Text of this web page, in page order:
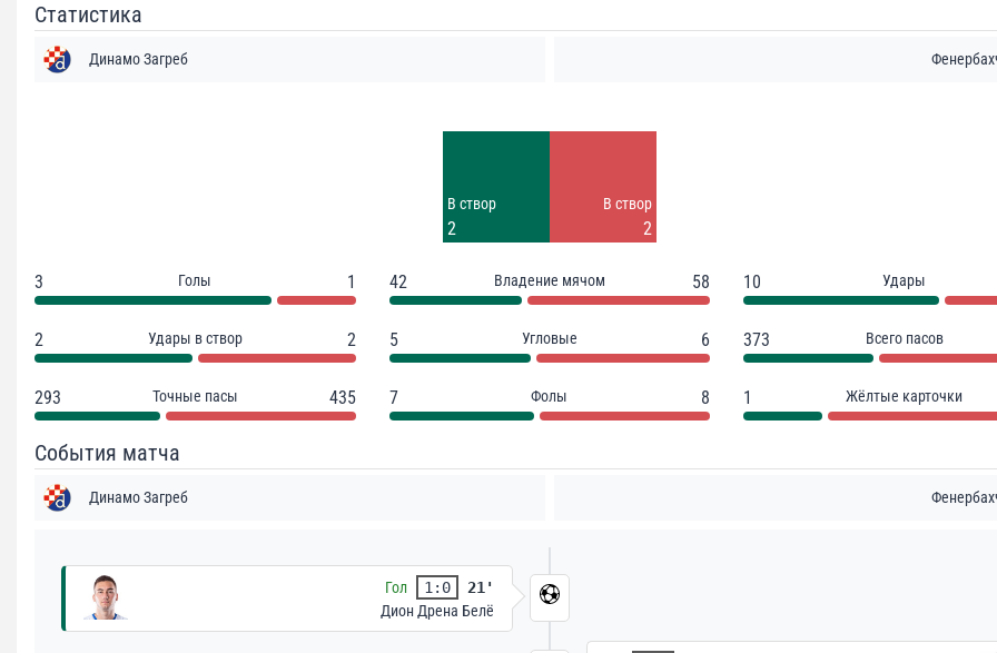
Статистика
Динамо Загреб
В створ
2
В створ
2
3 Голы 1 42 Владение мячом 58 10 Удары
2 Удары в створ 2 5 Угловые 6 373 Всего пасов
293 Точные пасы 435 7 Фолы 8 1 Жёлтые карточки
События матча
Динамо Загреб
Гол 1:0
21'
Дион Дрена Белё